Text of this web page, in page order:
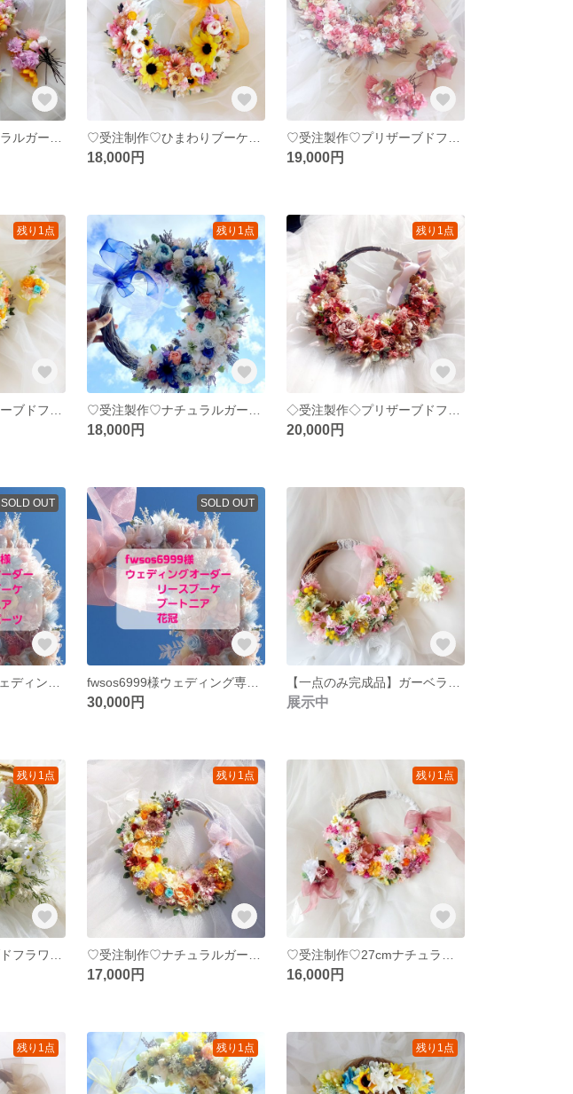
18,000円 19,000円
残り1点 残り1点
18,000円
残り1点
20,000円
SOLD OUT SOLD OUT
30,000円 展示中
残り1点 残り1点
17,000円
残り1点
16,000円
残り1点 残り1点 残り1点